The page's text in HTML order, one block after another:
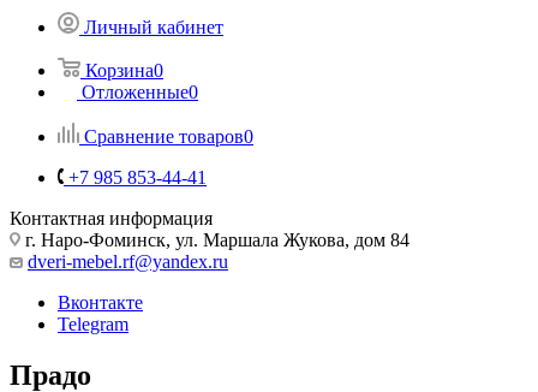
Личный кабинет
Корзина0
Отложенные0
Сравнение товаров0
+7 985 853-44-41
Контактная информация
г. Наро-Фоминск, ул. Маршала Жукова, дом 84
dveri-mebel.rf@yandex.ru
Вконтакте
Telegram
Прадо